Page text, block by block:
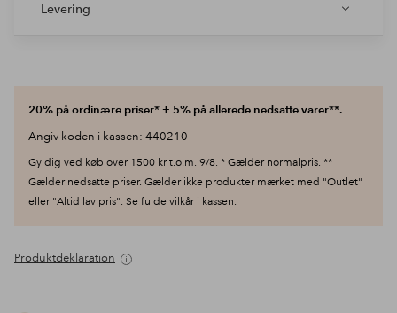
Levering
20% på ordinære priser* + 5% på allerede nedsatte varer**.
Angiv koden i kassen: 440210
Gyldig ved køb over 1500 kr t.o.m. 9/8. * Gælder normalpris. **
Gælder nedsatte priser. Gælder ikke produkter mærket med "Outlet"
eller "Altid lav pris". Se fulde vilkår i kassen.
Produktdeklaration